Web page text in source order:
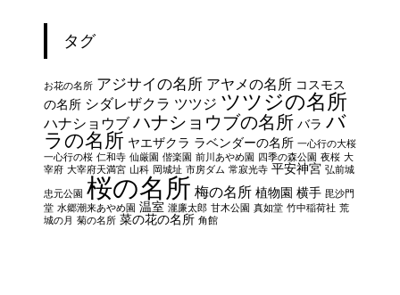
タグ
お花の名所 アジサイの名所 アヤメの名所 コスモス
の名所 シダレザクラ ツツジ ツツジの名所
ハナショウブ ハナショウブの名所 バラ バ
ラの名所 ヤエザクラ ラベンダーの名所 一心行の大桜
一心行の桜 仁和寺 仙厳園 偕楽園 前川あやめ園 四季の森公園 夜桜 大
宰府 大宰府天満宮 山科 岡城址 市房ダム 常寂光寺 平安神宮 弘前城
忠元公園 桜の名所 梅の名所 植物園 横手 毘沙門
堂 水郷潮来あやめ園 温室 瀧廉太郎 甘木公園 真如堂 竹中稲荷社 荒
城の月 菊の名所 菜の花の名所 角館